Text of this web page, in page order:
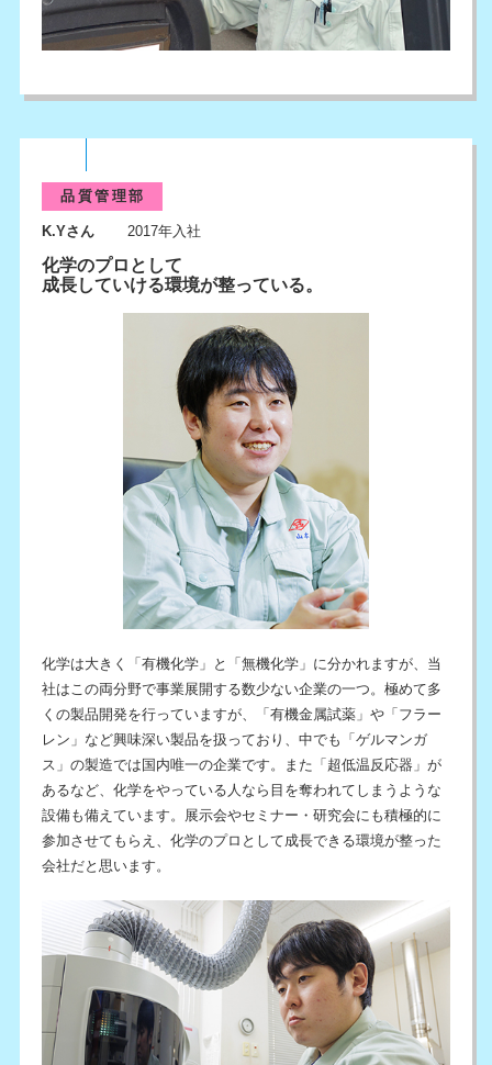
品質管理部
K.Yさん 2017年入社
化学のプロとして
成長していける環境が整っている。
化学は大きく「有機化学」と「無機化学」に分かれますが、当
社はこの両分野で事業展開する数少ない企業の一つ。極めて多
くの製品開発を行っていますが、「有機金属試薬」や「フラー
レン」など興味深い製品を扱っており、中でも「ゲルマンガ
ス」の製造では国内唯一の企業です。また「超低温反応器」が
あるなど、化学をやっている人なら目を奪われてしまうような
設備も備えています。展示会やセミナー・研究会にも積極的に
参加させてもらえ、化学のプロとして成長できる環境が整った
会社だと思います。